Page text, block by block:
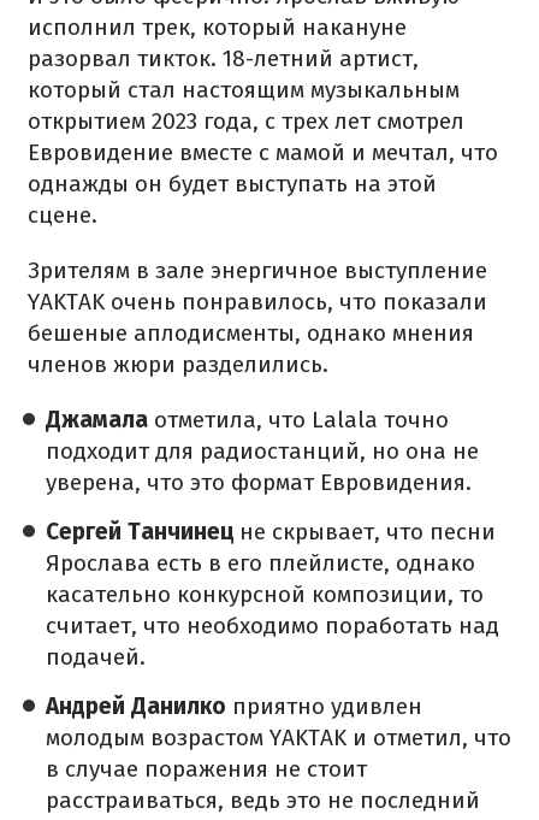
исполнил трек, который накануне
разорвал тикток. 18-летний артист,
который стал настоящим музыкальным
открытием 2023 года, с трех лет смотрел
Евровидение вместе с мамой и мечтал, что
однажды он будет выступать на этой
сцене.
Зрителям в зале энергичное выступление
YAKTAK очень понравилось, что показали
бешеные аплодисменты, однако мнения
членов жюри разделились.
Джамала отметила, что Lalala точно
подходит для радиостанций, но она не
уверена, что это формат Евровидения.
Сергей Танчинец не скрывает, что песни
Ярослава есть в его плейлисте, однако
касательно конкурсной композиции, то
считает, что необходимо поработать над
подачей.
Андрей Данилко приятно удивлен
молодым возрастом YAKTAK и отметил, что
в случае поражения не стоит
расстраиваться, ведь это не последний